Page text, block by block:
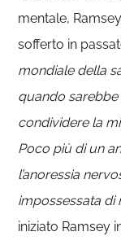
mentale,
sofferto in
mondiale della
quando
condividere la
Poco più di un
l’anoressia
impossessata di
iniziato Ramsey